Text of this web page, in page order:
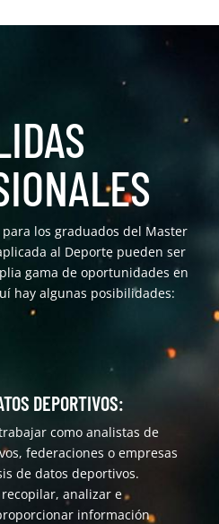
los graduados del Master
al Deporte pueden ser
gama de oportunidades en
hay algunas posibilidades:
DEPORTIVOS:
como analistas de
federaciones o empresas
de datos deportivos.
analizar e
información